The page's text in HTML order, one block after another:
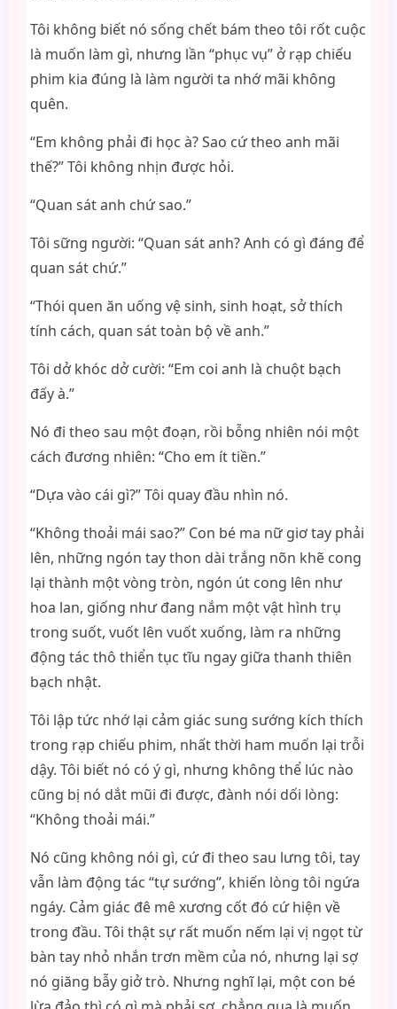
Tôi không biết nó sống chết bám theo tôi rốt cuộc
là muốn làm gì, nhưng lần “phục vụ” ở rạp chiếu
phim kia đúng là làm người ta nhớ mãi không
quên.
“Em không phải đi học à? Sao cứ theo anh mãi
thế?” Tôi không nhịn được hỏi.
“Quan sát anh chứ sao.”
Tôi sững người: “Quan sát anh? Anh có gì đáng để
quan sát chứ.”
“Thói quen ăn uống vệ sinh, sinh hoạt, sở thích
tính cách, quan sát toàn bộ về anh.”
Tôi dở khóc dở cười: “Em coi anh là chuột bạch
đấy à.”
Nó đi theo sau một đoạn, rồi bỗng nhiên nói một
cách đương nhiên: “Cho em ít tiền.”
“Dựa vào cái gì?” Tôi quay đầu nhìn nó.
“Không thoải mái sao?” Con bé ma nữ giơ tay phải
lên, những ngón tay thon dài trắng nõn khẽ cong
lại thành một vòng tròn, ngón út cong lên như
hoa lan, giống như đang nắm một vật hình trụ
trong suốt, vuốt lên vuốt xuống, làm ra những
động tác thô thiển tục tĩu ngay giữa thanh thiên
bạch nhật.
Tôi lập tức nhớ lại cảm giác sung sướng kích thích
trong rạp chiếu phim, nhất thời ham muốn lại trỗi
dậy. Tôi biết nó có ý gì, nhưng không thể lúc nào
cũng bị nó dắt mũi đi được, đành nói dối lòng:
“Không thoải mái.”
Nó cũng không nói gì, cứ đi theo sau lưng tôi, tay
vẫn làm động tác “tự sướng”, khiến lòng tôi ngứa
ngáy. Cảm giác đê mê xương cốt đó cứ hiện về
trong đầu. Tôi thật sự rất muốn nếm lại vị ngọt từ
bàn tay nhỏ nhắn trơn mềm của nó, nhưng lại sợ
nó giăng bẫy giở trò. Nhưng nghĩ lại, một con bé